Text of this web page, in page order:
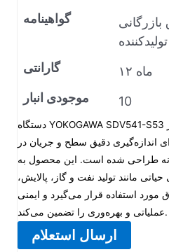
گواهینامه
بازرگانی
گارانتی
۱۲ ماه
موجودی انبار
10
دستگاه YOKOGAWA SDV541-S53 یک فرستنده‌ی اختلاف فشار
اندازه‌گیری دقیق سطح و جریان در
طراحی شده است. این محصول به
مانند تولید نفت و گاز، پالایش،
مورد استفاده قرار می‌گیرد و ایمنی
عملیاتی و بهره‌وری را تضمین می‌کند.
ارسال استعلام